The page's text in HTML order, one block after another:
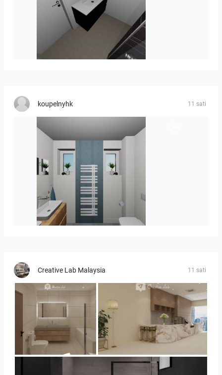
Mesman_meubel-01
koupelnyhk 11 sati
koupelna-01
Creative Lab Malaysia 11 sati
UMI_BATHROOM SARAH SAE_RETAIL